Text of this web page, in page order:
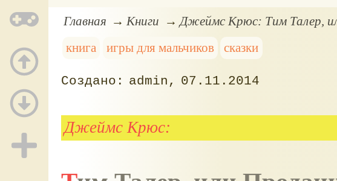
Главная Книги
Джеймс Крюс: Тим Талер,
книга
игры для мальчиков сказки
admin 07.11.2014
Джеймс Крюс: